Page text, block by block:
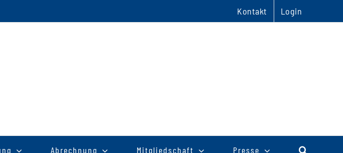
Kontakt Login
Abrechnung Mitgliedschaft Presse